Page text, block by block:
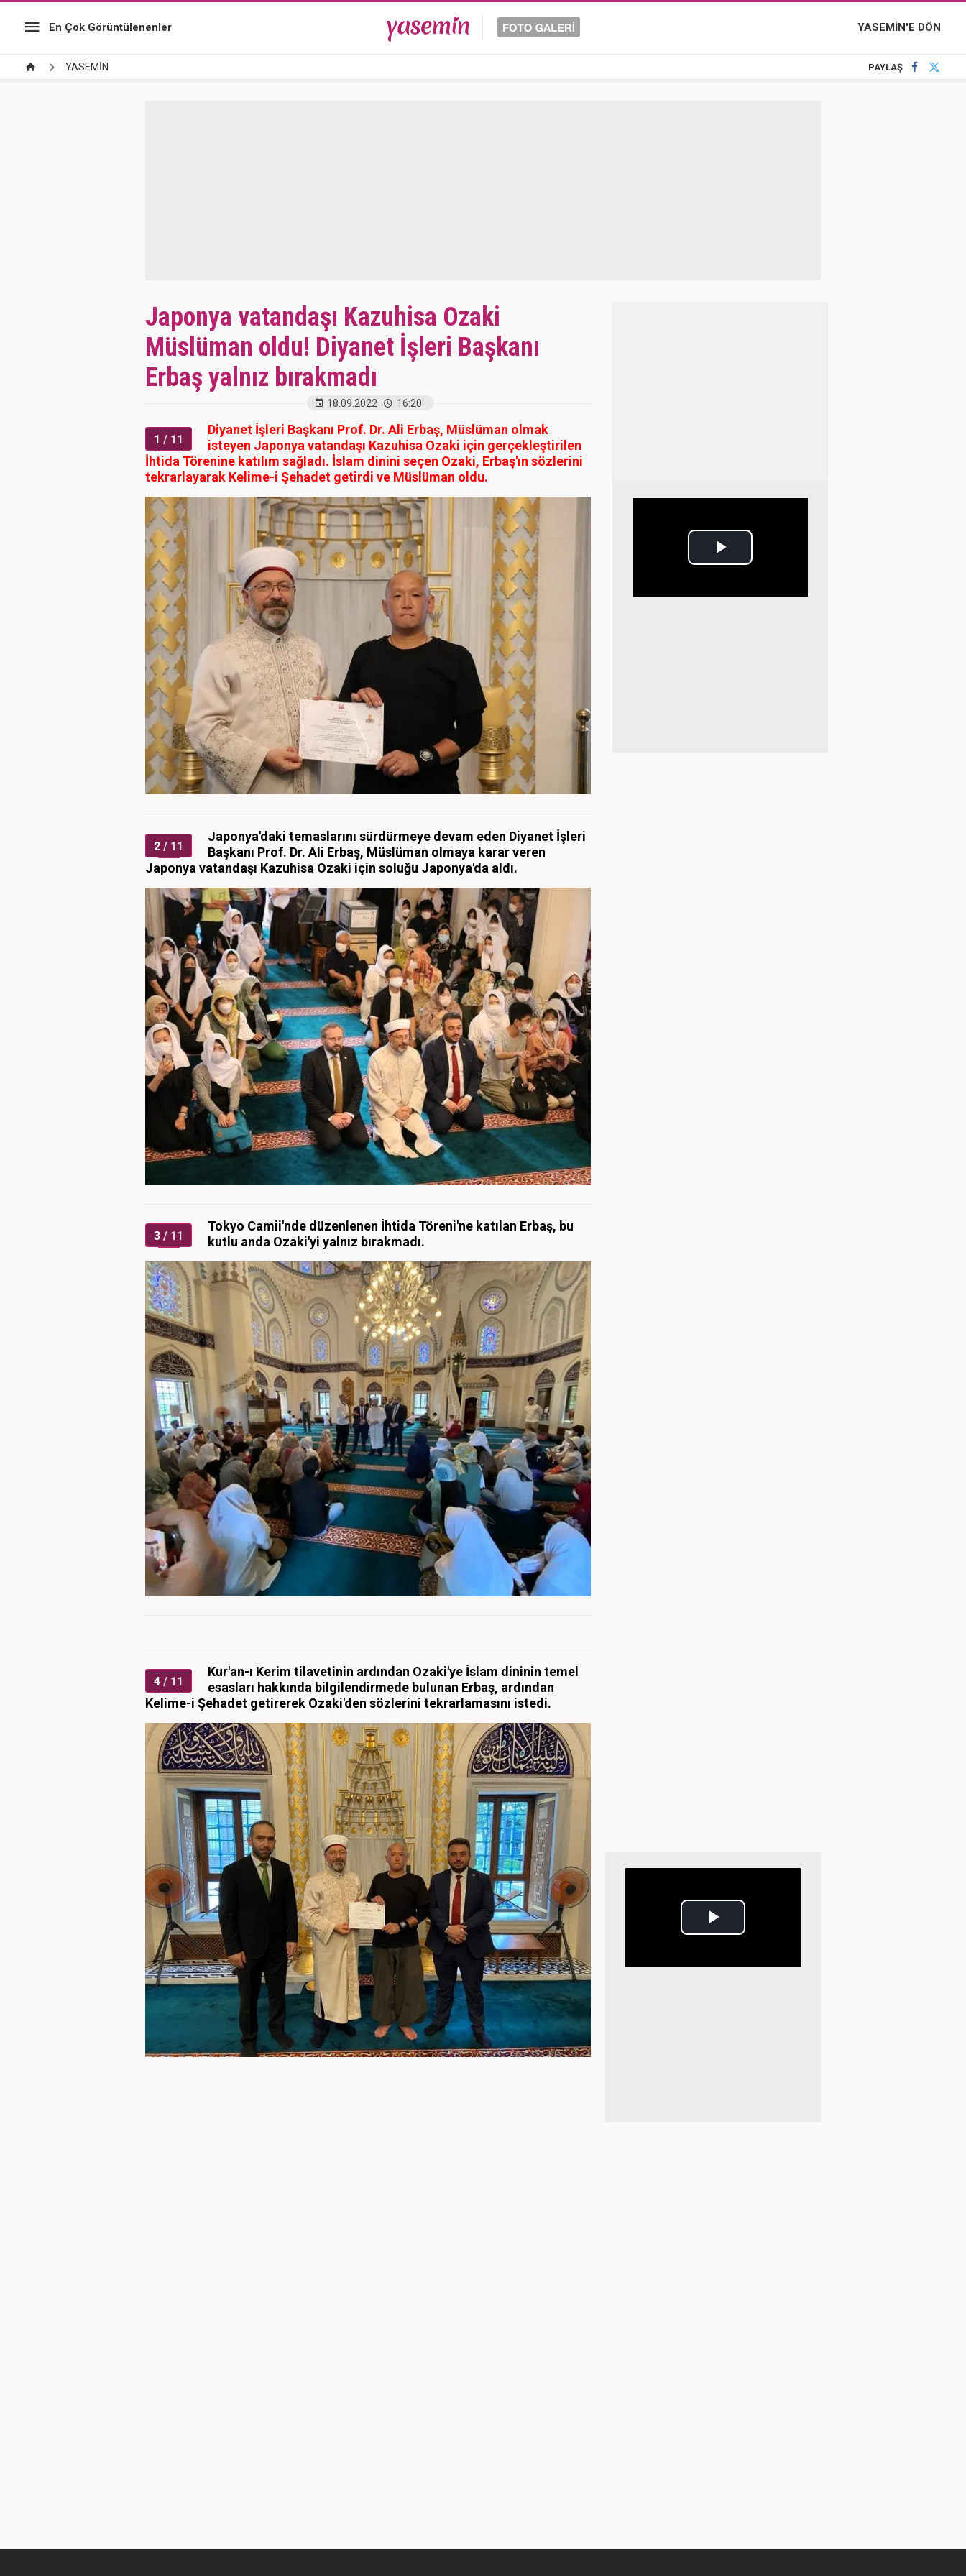
En Çok Görüntülenenler YASEMİN'E DÖN
YASEMİN PAYLAŞ
Japonya vatandaşı Kazuhisa Ozaki
Müslüman oldu! Diyanet İşleri Başkanı
Erbaş yalnız bırakmadı
18.09.2022 16:20
1 / 11
Diyanet İşleri Başkanı Prof. Dr. Ali Erbaş, Müslüman olmak
isteyen Japonya vatandaşı Kazuhisa Ozaki için gerçekleştirilen
İhtida Törenine katılım sağladı. İslam dinini seçen Ozaki, Erbaş'ın sözlerini
tekrarlayarak Kelime-i Şehadet getirdi ve Müslüman oldu.
2 / 11
Japonya'daki temaslarını sürdürmeye devam eden Diyanet İşleri
Başkanı Prof. Dr. Ali Erbaş, Müslüman olmaya karar veren
Japonya vatandaşı Kazuhisa Ozaki için soluğu Japonya'da aldı.
3 / 11
Tokyo Camii'nde düzenlenen İhtida Töreni'ne katılan Erbaş, bu
kutlu anda Ozaki'yi yalnız bırakmadı.
4 / 11
Kur'an-ı Kerim tilavetinin ardından Ozaki'ye İslam dininin temel
esasları hakkında bilgilendirmede bulunan Erbaş, ardından
Kelime-i Şehadet getirerek Ozaki'den sözlerini tekrarlamasını istedi.